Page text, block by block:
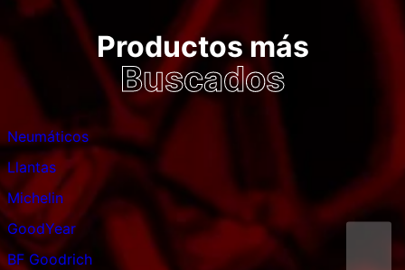
Productos más
Buscados
Neumáticos
Llantas
Michelin
GoodYear
BF Goodrich